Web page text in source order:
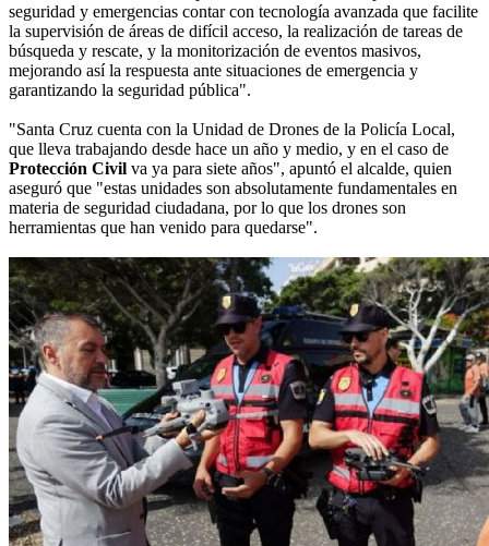
seguridad y emergencias contar con tecnología avanzada que facilite
la supervisión de áreas de difícil acceso, la realización de tareas de
búsqueda y rescate, y la monitorización de eventos masivos,
mejorando así la respuesta ante situaciones de emergencia y
garantizando la seguridad pública".
"Santa Cruz cuenta con la Unidad de Drones de la Policía Local,
que lleva trabajando desde hace un año y medio, y en el caso de
Protección Civil va ya para siete años", apuntó el alcalde, quien
aseguró que "estas unidades son absolutamente fundamentales en
materia de seguridad ciudadana, por lo que los drones son
herramientas que han venido para quedarse".